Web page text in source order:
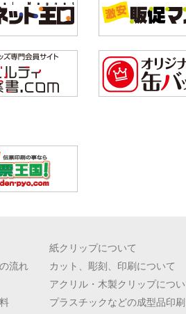
流れ
紙クリップについて
カット、彫刻、印刷について
アクリル・木製クリップにつ
プラスチックなどの成型品印